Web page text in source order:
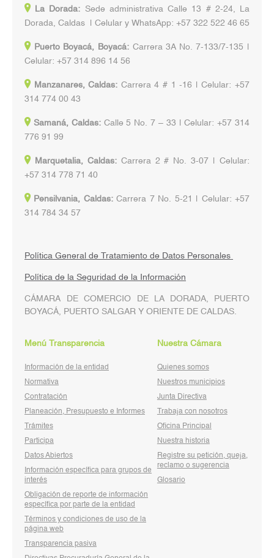
La Dorada: Sede administrativa Calle 13 # 2-24, La
Dorada, Caldas | Celular y WhatsApp: +57 322 522 46 65
Puerto Boyacá, Boyacá:Carrera 3A No. 7-133/7-135 |
Celular: +57 314 896 14 56
Manzanares, Caldas: Carrera 4 # 1 -16 | Celular: +57
314 774 00 43
Samaná, Caldas: Calle 5 No. 7 – 33 | Celular: +57 314
776 91 99
Marquetalia, Caldas:Carrera 2 # No. 3-07 | Celular:
+57 314 778 71 40
Pensilvania, Caldas:Carrera 7 No. 5-21 | Celular: +57
314 784 34 57
Política General de Tratamiento de Datos Personales
Política de la Seguridad de la Información
CÁMARA DE COMERCIO DE LA DORADA, PUERTO
BOYACÁ, PUERTO SALGAR Y ORIENTE DE CALDAS.
Menú Transparencia
Información de la entidad
Normativa
Contratación
Planeación, Presupuesto e Informes
Trámites
Participa
Datos Abiertos
Información específica para grupos de
interés
Obligación de reporte de información
específica por parte de la entidad
Términos y condiciones de uso de la
página web
Transparencia pasiva
Nuestra Cámara
Quienes somos
Nuestros municipios
Junta Directiva
Trabaja con nosotros
Oficina Principal
Nuestra historia
Registre su petición, queja,
reclamo o sugerencia
Glosario